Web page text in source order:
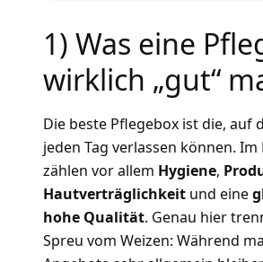
1) Was eine
wirklich „gut“
Die beste Pflegebox ist die, auf
jeden Tag verlassen können.
zählen vor allem Hygiene,
Hautverträglichkeit und eine
hohe Qualität. Genau hier
Spreu vom Weizen: Während